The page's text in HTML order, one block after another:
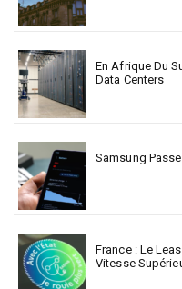
En Afrique Du
Data Centers
Samsung
France : Le
Vitesse